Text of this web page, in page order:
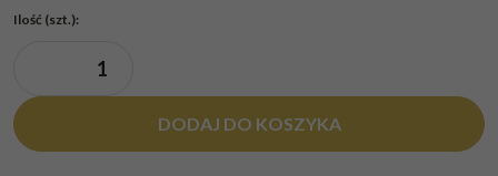
Ilość (szt.):
DODAJ DO KOSZYKA